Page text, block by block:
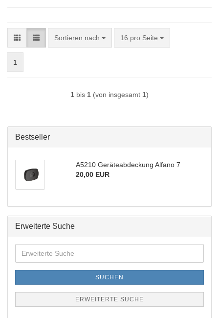
Sortieren nach
Sortieren nach 16 pro Seite
pro Seite
1
1 bis 1 (von insgesamt 1)
Bestseller
A5210 Geräteabdeckung Alfano 7
20,00 EUR
Erweiterte Suche
Suche
SUCHEN
ERWEITERTE SUCHE